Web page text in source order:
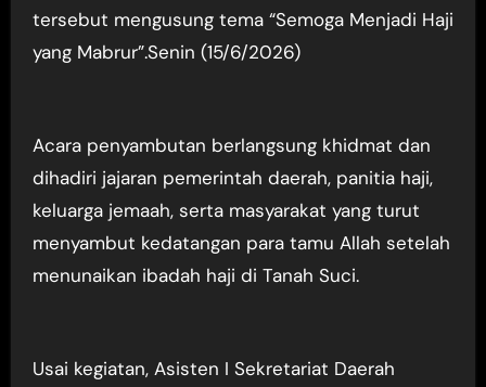
tersebut mengusung tema “Semoga Menjadi Haji
yang Mabrur”.Senin (15/6/2026)
Acara penyambutan berlangsung khidmat dan
dihadiri jajaran pemerintah daerah, panitia haji,
keluarga jemaah, serta masyarakat yang turut
menyambut kedatangan para tamu Allah setelah
menunaikan ibadah haji di Tanah Suci.
Usai kegiatan, Asisten I Sekretariat Daerah